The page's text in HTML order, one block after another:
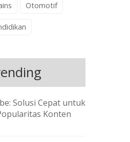
Otomotif
Solusi Cepat untuk
Konten